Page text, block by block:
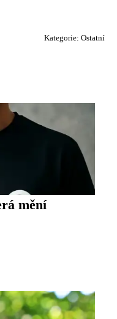
Kategorie: Ostatní
mění